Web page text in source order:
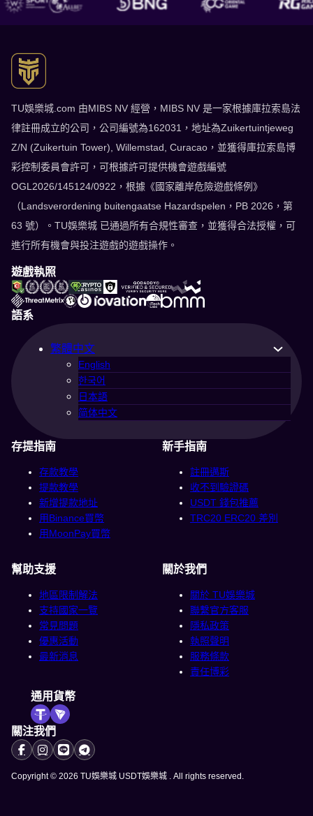
TU娛樂城.com 由MIBS NV 經營，MIBS NV 是一家根據庫拉索島法
律註冊成立的公司，公司編號為162031，地址為Zuikertuintjeweg
Z/N (Zuikertuin Tower), Willemstad, Curacao，並獲得庫拉索島博
彩控制委員會許可，可根據許可提供機會遊戲編號
OGL2026/145124/0922，根據《國家離岸危險遊戲條例》
（Landsverordening buitengaatse Hazardspelen，PB 2026，第
63 號）。TU娛樂城 已通過所有合規性審查，並獲得合法授權，可
進行所有機會與投注遊戲的遊戲操作。
遊戲執照
語系
繁體中文
English
한국어
日本語
简体中文
存提指南
存款教學
提款教學
新增提款地址
用Binance買幣
用MoonPay買幣
新手指南
註冊邁斯
收不到驗證碼
USDT 錢包推薦
TRC20 ERC20 差別
幫助支援
地區限制解法
支持國家一覽
常見問題
優惠活動
最新消息
關於我們
關於 TU娛樂城
聯繫官方客服
隱私政策
執照聲明
服務條款
責任博彩
通用貨幣
關注我們
Copyright © 2026 TU娛樂城 USDT娛樂城 . All rights reserved.